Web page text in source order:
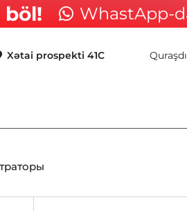
WhastApp-
Xətai prospekti 41C